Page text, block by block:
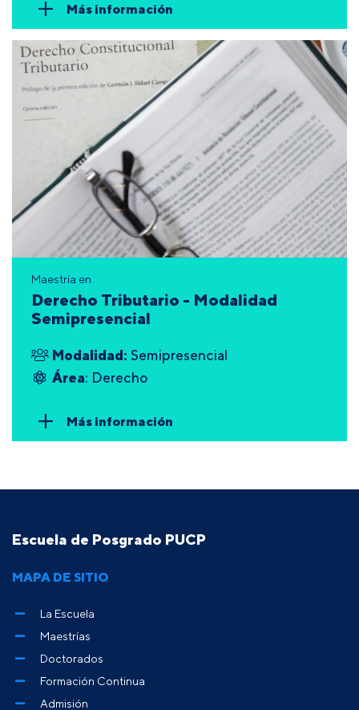
Más información
Maestría en
Derecho Tributario - Modalidad
Semipresencial
Modalidad: Semipresencial
Área: Derecho
Más información
Escuela de Posgrado PUCP
MAPA DE SITIO
La Escuela
Maestrías
Doctorados
Formación Continua
Admisión